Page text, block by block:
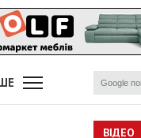
ВІДЕО